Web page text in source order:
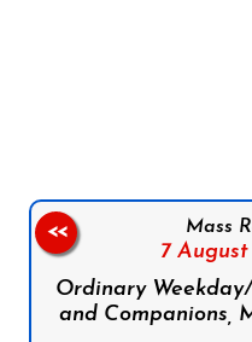
Mass
7 August
Ordinary
and Companions,
<<